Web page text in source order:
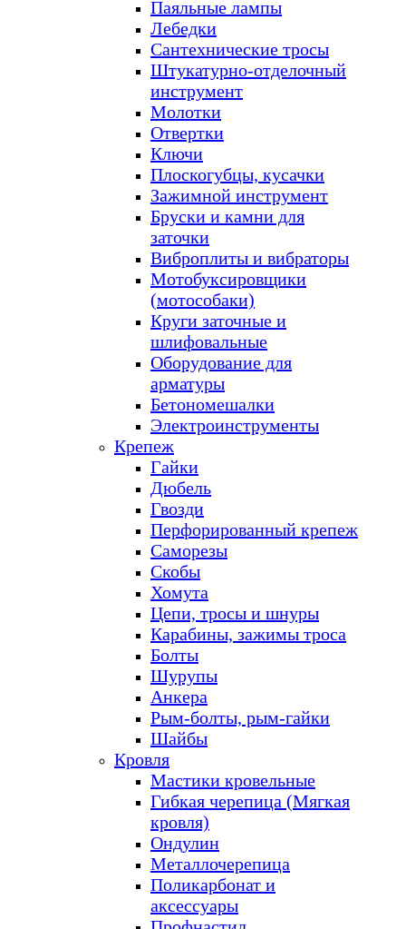
Паяльные лампы
Лебедки
Сантехнические тросы
Штукатурно-отделочный
инструмент
Молотки
Отвертки
Ключи
Плоскогубцы, кусачки
Зажимной инструмент
Бруски и камни для
заточки
Виброплиты и вибраторы
Мотобуксировщики
(мотособаки)
Круги заточные и
шлифовальные
Оборудование для
арматуры
Бетономешалки
Электроинструменты
Крепеж
Гайки
Дюбель
Гвозди
Перфорированный крепеж
Саморезы
Скобы
Хомута
Цепи, тросы и шнуры
Карабины, зажимы троса
Болты
Шурупы
Анкера
Рым-болты, рым-гайки
Шайбы
Кровля
Мастики кровельные
Гибкая черепица (Мягкая
кровля)
Ондулин
Металлочерепица
Поликарбонат и
аксессуары